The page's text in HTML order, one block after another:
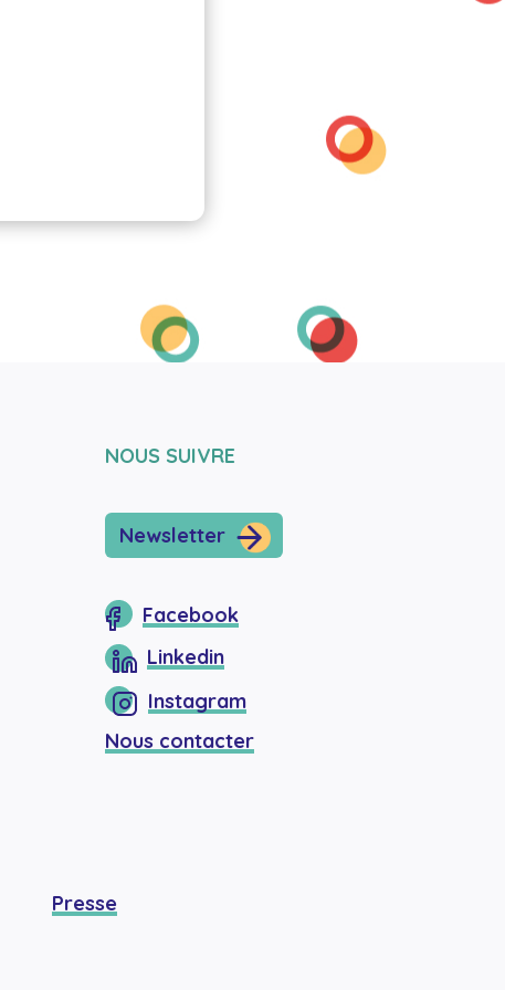
NOUS SUIVRE
Newsletter
Facebook
Linkedin
Instagram
Nous contacter
Presse